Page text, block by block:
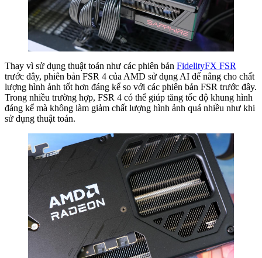
Thay vì sử dụng thuật toán như các phiên bản FidelityFX FSR
trước đây, phiên bản FSR 4 của AMD sử dụng AI để nâng cho chất
lượng hình ảnh tốt hơn đáng kể so với các phiên bản FSR trước đây.
Trong nhiều trường hợp, FSR 4 có thể giúp tăng tốc độ khung hình
đáng kể mà không làm giảm chất lượng hình ảnh quá nhiều như khi
sử dụng thuật toán.